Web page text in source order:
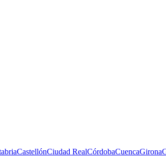
CastellónCiudad RealCórdobaCuencaGirona